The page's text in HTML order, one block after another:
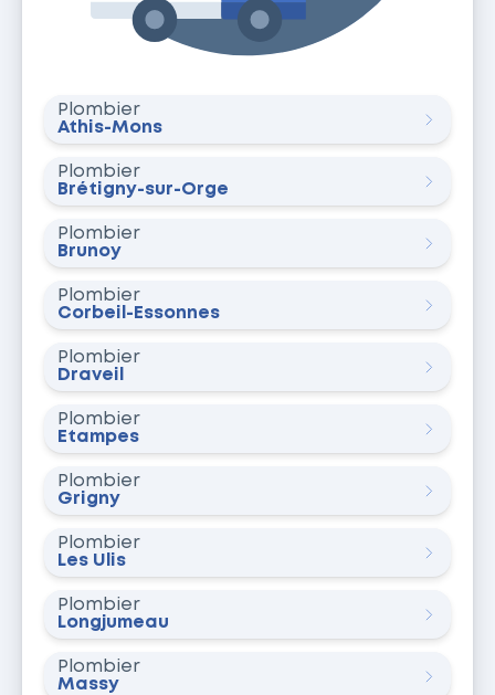
Plombier
Athis-Mons
Plombier
Brétigny-sur-Orge
Plombier
Brunoy
Plombier
Corbeil-Essonnes
Plombier
Draveil
Plombier
Étampes
Plombier
Grigny
Plombier
Les Ulis
Plombier
Longjumeau
Plombier
Massy